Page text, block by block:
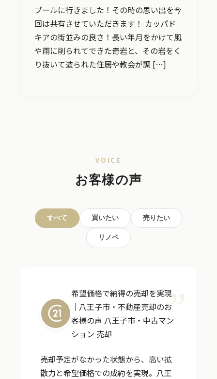
ブールに行きました！その時の思い出を今
回は共有させていただきます！ カッパド
キアの街並みの良さ！長い年月をかけて風
や雨に削られてできた奇岩と、その岩をく
り抜いて造られた住居や教会が調 […]
VOICE
お客様の声
すべて 買いたい 売りたい
リノベ
希望価格で納得の売却を実現
｜八王子市・不動産売却のお
客様の声 八王子市・中古マン
ション 売却
売却予定がなかった状態から、高い拡
散力と希望価格での成約を実現。八王